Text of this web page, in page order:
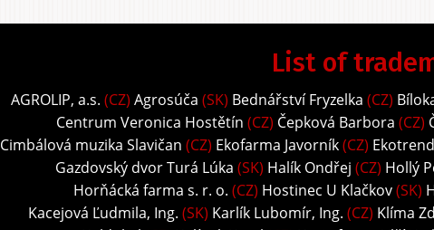
List of
AGROLIP, a.s. (CZ) Agrosúča (SK) Bednářství Fryzelka (CZ)
Centrum Veronica Hostětín (CZ) Čepková Barbora (CZ)
Cimbálová muzika Slavičan (CZ) Ekofarma Javorník(CZ)
Gazdovský dvor Turá Lúka (SK) Halík Ondřej (CZ) Hollý
Horňácká farma s. r. o. (CZ) Hostinec U Klačkov(SK)
Kacejová Ľudmila, Ing. (SK) Karlík Lubomír, Ing. (CZ) Klíma